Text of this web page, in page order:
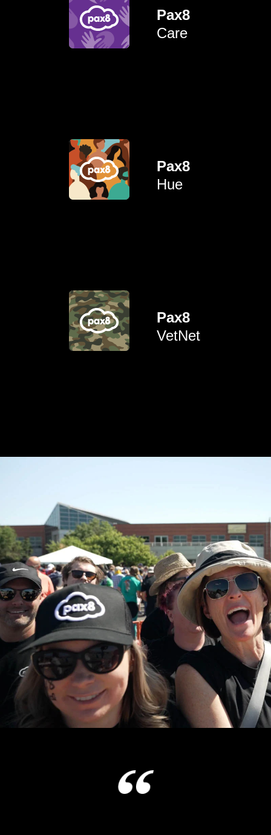
Pax8
Care
door een veilige ruimte te
creëren om hiaten op de
Pax8
Hue
vertegenwoordiging voor
bevorderen door hun
Pax8
VetNet
versterkende omgeving
creëren voor actieve